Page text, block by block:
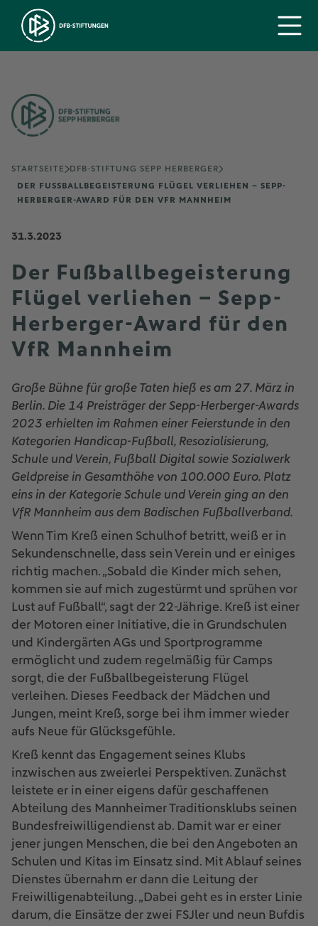
STARTSEITE
DFB-STIFTUNG SEPP HERBERGER
DER FUSSBALLBEGEISTERUNG FLÜGEL VERLIEHEN – SEPP-H
ERBERGER-AWARD FÜR DEN VFR MANNHEIM
31.3.2023
Der Fußballbegeisterung
Flügel verliehen – Sepp-
Herberger-Award für den
VfR Mannheim
Große Bühne für große Taten hieß es am 27. März in
Berlin. Die 14 Preisträger der Sepp-Herberger-Awards
2023 erhielten im Rahmen einer Feierstunde in den
Kategorien Handicap-Fußball, Resozialisierung,
Schule und Verein, Fußball Digital sowie Sozialwerk
Geldpreise in Gesamthöhe von 100.000 Euro. Platz
eins in der Kategorie Schule und Verein ging an den
VfR Mannheim aus dem Badischen Fußballverband.
Wenn Tim Kreß einen Schulhof betritt, weiß er in
Sekundenschnelle, dass sein Verein und er einiges
richtig machen. „Sobald die Kinder mich sehen,
kommen sie auf mich zugestürmt und sprühen vor
Lust auf Fußball“, sagt der 22-Jährige. Kreß ist einer
der Motoren einer Initiative, die in Grundschulen
und Kindergärten AGs und Sportprogramme
ermöglicht und zudem regelmäßig für Camps
sorgt, die der Fußballbegeisterung Flügel
verleihen. Dieses Feedback der Mädchen und
Jungen, meint Kreß, sorge bei ihm immer wieder
aufs Neue für Glücksgefühle.
Kreß kennt das Engagement seines Klubs
inzwischen aus zweierlei Perspektiven. Zunächst
leistete er in einer eigens dafür geschaffenen
Abteilung des Mannheimer Traditionsklubs seinen
Bundesfreiwilligendienst ab. Damit war er einer
jener jungen Menschen, die bei den Angeboten an
Schulen und Kitas im Einsatz sind. Mit Ablauf seines
Dienstes übernahm er dann die Leitung der
Freiwilligenabteilung. „Dabei geht es in erster Linie
darum, die Einsätze der zwei FSJler und neun Bufdis